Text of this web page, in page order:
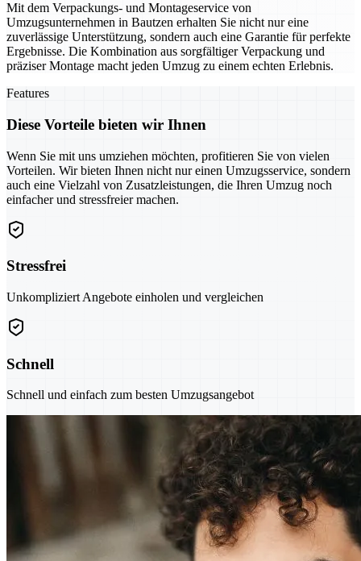
Mit dem Verpackungs- und Montageservice von
Umzugsunternehmen in Bautzen erhalten Sie nicht nur eine
zuverlässige Unterstützung, sondern auch eine Garantie für perfekte
Ergebnisse. Die Kombination aus sorgfältiger Verpackung und
präziser Montage macht jeden Umzug zu einem echten Erlebnis.
Features
Diese Vorteile bieten wir Ihnen
Wenn Sie mit uns umziehen möchten, profitieren Sie von vielen
Vorteilen. Wir bieten Ihnen nicht nur einen Umzugsservice, sondern
auch eine Vielzahl von Zusatzleistungen, die Ihren Umzug noch
einfacher und stressfreier machen.
Stressfrei
Unkompliziert Angebote einholen und vergleichen
Schnell
Schnell und einfach zum besten Umzugsangebot